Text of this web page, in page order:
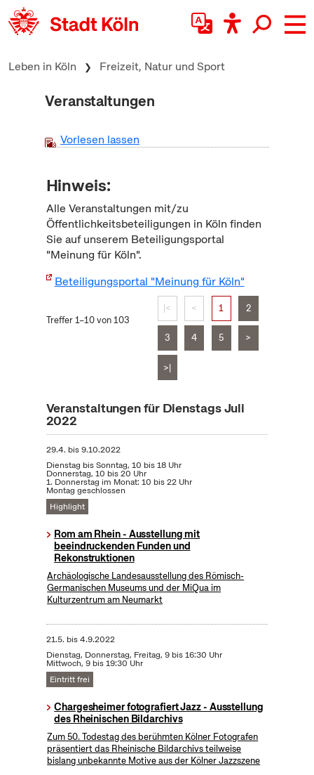
zum Inhalt springen
Leben in Köln Freizeit, Natur und Sport
Veranstaltungen
Vorlesen lassen
Hinweis:
Alle Veranstaltungen mit/zu
Öffentlichkeitsbeteiligungen in Köln finden
Sie auf unserem Beteiligungsportal
"Meinung für Köln".
Beteiligungsportal "Meinung für Köln"
Treffer 1–10 von 103
|< < 1 2
3 4 5 >
>|
Veranstaltungen für Dienstags Juli
2022
29.4. bis9.10.2022
Dienstag bis Sonntag, 10 bis 18 Uhr
Donnerstag, 10 bis 20 Uhr
1. Donnerstag im Monat: 10 bis 22 Uhr
Montag geschlossen
Highlight
Rom am Rhein - Ausstellung mit
beeindruckenden Funden und
Rekonstruktionen
Archäologische Landesausstellung des Römisch-
Germanischen Museums und der MiQua im
Kulturzentrum am Neumarkt
21.5. bis4.9.2022
Dienstag, Donnerstag, Freitag, 9 bis 16:30 Uhr
Mittwoch, 9 bis 19:30 Uhr
Eintritt frei
Chargesheimer fotografiert Jazz - Ausstellung
des Rheinischen Bildarchivs
Zum 50. Todestag des berühmten Kölner Fotografen
präsentiert das Rheinische Bildarchivs teilweise
bislang unbekannte Motive aus der Kölner Jazzszene